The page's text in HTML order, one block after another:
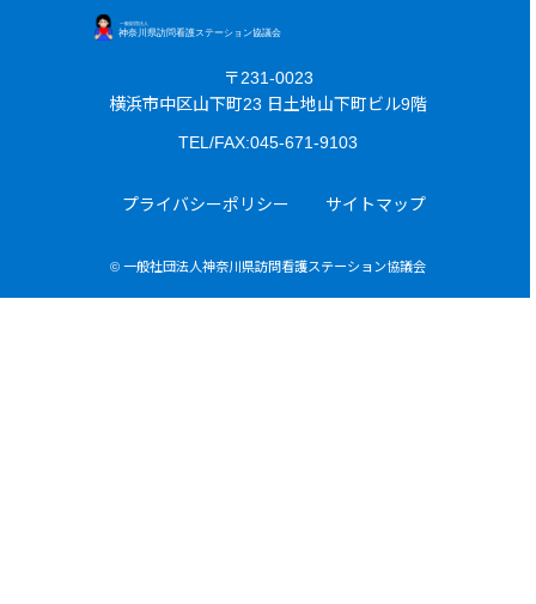
〒231-0023
横浜市中区山下町23 日土地山下町ビル9階
TEL/FAX:045-671-9103
プライバシーポリシー サイトマップ
© 一般社団法人神奈川県訪問看護ステーション協議会